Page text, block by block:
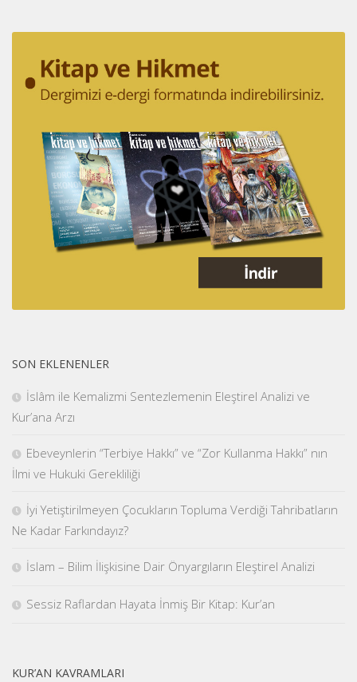
SON EKLENENLER
İslâm ile Kemalizmi Sentezlemenin Eleştirel Analizi ve
Kur’ana Arzı
Ebeveynlerin “Terbiye Hakkı” ve “Zor Kullanma Hakkı” nın
İlmi ve Hukuki Gerekliliği
İyi Yetiştirilmeyen Çocukların Topluma Verdiği Tahribatların
Ne Kadar Farkındayız?
İslam – Bilim İlişkisine Dair Önyargıların Eleştirel Analizi
Sessiz Raflardan Hayata İnmiş Bir Kitap: Kur’an
KUR’AN KAVRAMLARI